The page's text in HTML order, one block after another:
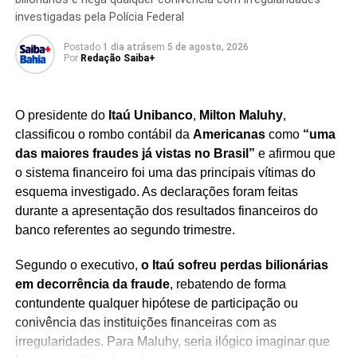
Até o momento, não há informações sobre feridos ou
riscos imediatos à vida dos ocupantes da estação
mas os procedimentos de emergência seguem ativos
O episódio reforça os desafios enfrentados pelas missões
espaciais de longa duração, onde qualquer alteração
estrutural exige resposta rápida e coordenação entre
diferentes agências internacionais. A expectativa é que
novas atualizações sejam divulgadas após a conclusão
das inspeções e dos reparos em andamento.
Redação Saiba+
investigadas pela Polícia Federal
Postado 1 dia atrásem 5 de agosto, 2026
Por Redação Saiba+
O presidente do Itaú Unibanco, Milton Maluhy,
classificou o rombo contábil da Americanascomo “uma
das maiores fraudes já vistas no Brasil” e afirmou que
o sistema financeiro foi uma das principais vítimas do
esquema investigado. As declarações foram feitas
durante a apresentação dos resultados financeiros do
banco referentes ao segundo trimestre.
Segundo o executivo, o Itaú sofreu perdas bilionárias
em decorrência da fraude, rebatendo de forma
contundente qualquer hipótese de participação ou
conivência das instituições financeiras com as
irregularidades. Para Maluhy, seria ilógico imaginar que